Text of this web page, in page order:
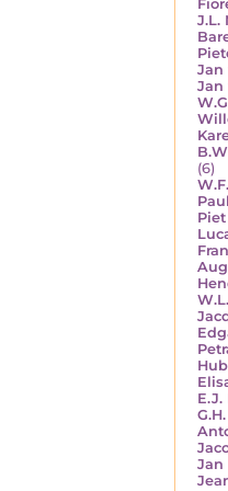
J.L.
Jan
Jan
(6)
Jan